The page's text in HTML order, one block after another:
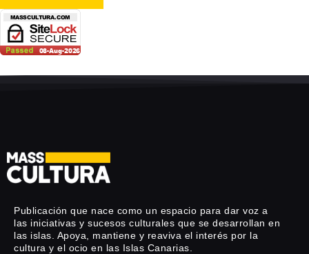
Publicación que nace como un espacio para dar voz a
las iniciativas y sucesos culturales que se desarrollan en
las islas. Apoya, mantiene y reaviva el interés por la
cultura y el ocio en las Islas Canarias.